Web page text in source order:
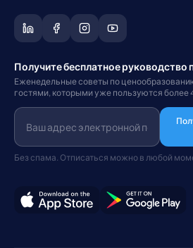
Получите бесплатное руководство
Еженедельные советы по
гостями, которыми уже пользуются более
Без спама. Отписаться можно в любой